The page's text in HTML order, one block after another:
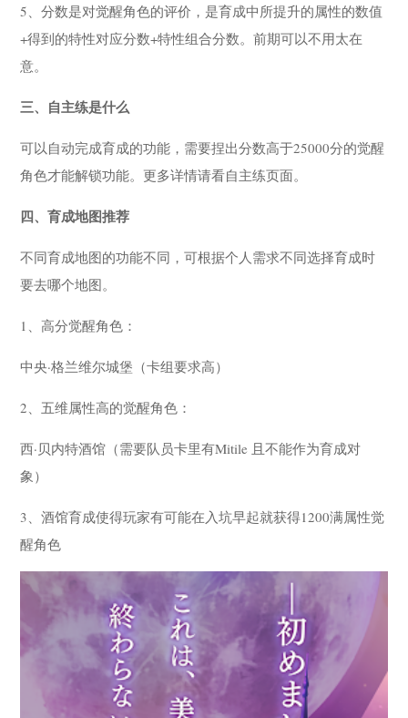
5、分数是对觉醒角色的评价，是育成中所提升的属性的数值
+得到的特性对应分数+特性组合分数。前期可以不用太在
意。
三、自主练是什么
可以自动完成育成的功能，需要捏出分数高于25000分的觉醒
角色才能解锁功能。更多详情请看自主练页面。
四、育成地图推荐
不同育成地图的功能不同，可根据个人需求不同选择育成时
要去哪个地图。
1、高分觉醒角色：
中央·格兰维尔城堡（卡组要求高）
2、五维属性高的觉醒角色：
西·贝内特酒馆（需要队员卡里有Mitile 且不能作为育成对
象）
3、酒馆育成使得玩家有可能在入坑早起就获得1200满属性觉
醒角色